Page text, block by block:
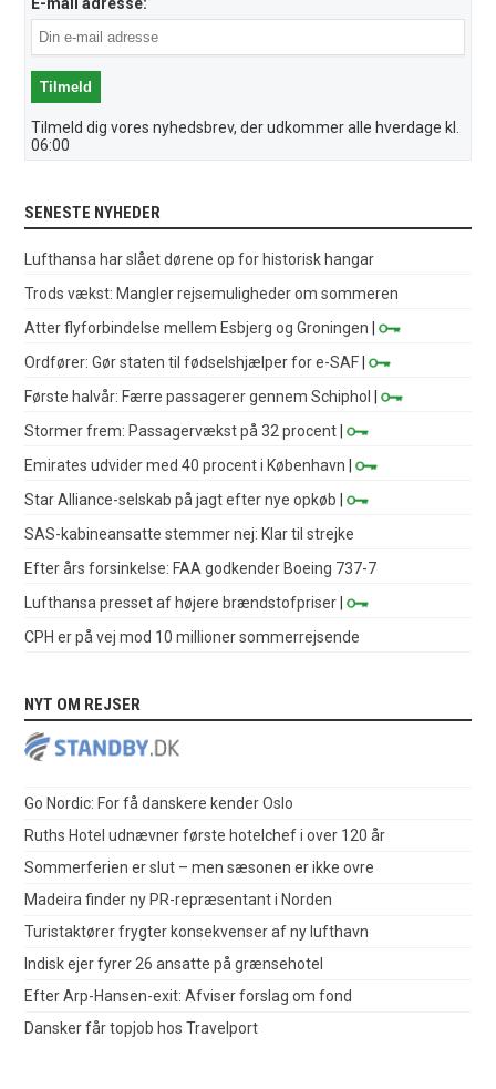
Tilmeld dig vores nyhedsbrev, der udkommer alle hverdage kl.
06:00
SENESTE NYHEDER
Lufthansa har slået dørene op for historisk hangar
Trods vækst: Mangler rejsemuligheder om sommeren
Atter flyforbindelse mellem Esbjerg og Groningen |
Ordfører: Gør staten til fødselshjælper for e-SAF |
Første halvår: Færre passagerer gennem Schiphol
|
Stormer frem: Passagervækst på 32 procent |
Emirates udvider med 40 procent i København |
Star Alliance-selskab på jagt efter nye opkøb |
SAS-kabineansatte stemmer nej: Klar til strejke
Efter års forsinkelse: FAA godkender Boeing 737-7
Lufthansa presset af højere brændstofpriser |
CPH er på vej mod 10 millioner sommerrejsende
NYT OM REJSER
Go Nordic: For få danskere kender Oslo
Ruths Hotel udnævner første hotelchef i over 120 år
Sommerferien er slut – men sæsonen er ikke ovre
Madeira finder ny PR-repræsentant i Norden
Turistaktører frygter konsekvenser af ny lufthavn
Indisk ejer fyrer 26 ansatte på grænsehotel
Efter Arp-Hansen-exit: Afviser forslag om fond
Dansker får topjob hos Travelport